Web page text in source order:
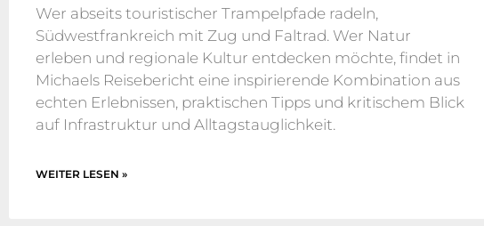
Wer abseits touristischer Trampelpfade radeln,
Südwestfrankreich mit Zug und Faltrad. Wer Natur
erleben und regionale Kultur entdecken möchte, findet in
Michaels Reisebericht eine inspirierende Kombination aus
echten Erlebnissen, praktischen Tipps und kritischem Blick
auf Infrastruktur und Alltagstauglichkeit.
WEITER LESEN »